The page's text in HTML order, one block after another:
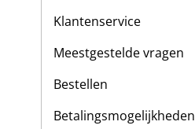
Klantenservice
Meestgestelde vragen
Bestellen
Betalingsmogelijkheden